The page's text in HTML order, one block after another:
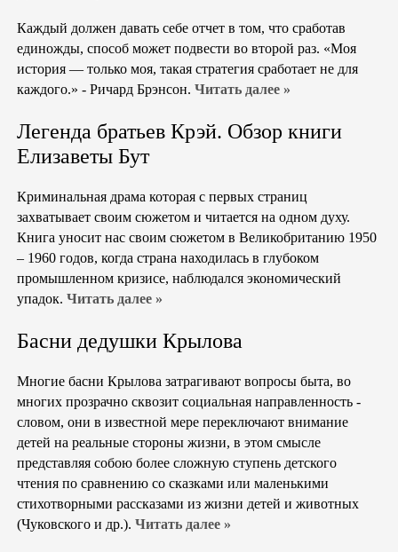
Каждый должен давать себе отчет в том, что сработав
единожды, способ может подвести во второй раз. «Моя
история — только моя, такая стратегия сработает не для
каждого.» - Ричард Брэнсон. Читать далее »
Легенда братьев Крэй. Обзор книги
Елизаветы Бут
Криминальная драма которая с первых страниц
захватывает своим сюжетом и читается на одном духу.
Книга уносит нас своим сюжетом в Великобританию 1950
– 1960 годов, когда страна находилась в глубоком
промышленном кризисе, наблюдался экономический
упадок. Читать далее »
Басни дедушки Крылова
Многие басни Крылова затрагивают вопросы быта, во
многих прозрачно сквозит социальная направленность -
словом, они в известной мере переключают внимание
детей на реальные стороны жизни, в этом смысле
представляя собою более сложную ступень детского
чтения по сравнению со сказками или маленькими
стихотворными рассказами из жизни детей и животных
(Чуковского и др.). Читать далее »